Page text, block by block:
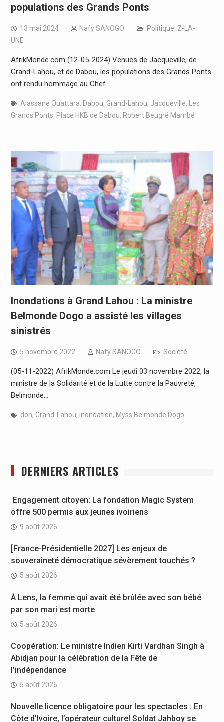
populations des Grands Ponts
13 mai 2024 Nafy SANOGO Politique, Z-LA-
UNE
AfrikMonde.com (12-05-2024) Venues de Jacqueville, de
Grand-Lahou, et de Dabou, les populations des Grands Ponts
ont rendu hommage au Chef…
Alassane Ouattara, Dabou, Grand-Lahou, Jacqueville,
Les
Grands Ponts, Place HKB de Dabou, Robert Beugré Mambé
Inondations à Grand Lahou : La ministre
Belmonde Dogo a assisté les villages
sinistrés
5 novembre 2022 Nafy SANOGO Société
(05-11-2022) AfrikMonde.com Le jeudi 03 novembre 2022, la
ministre de la Solidarité et de la Lutte contre la Pauvreté,
Belmonde…
don, Grand-Lahou, inondation, Myss Belmonde Dogo
DERNIERS ARTICLES
Engagement citoyen: La fondation Magic System
offre 500 permis aux jeunes ivoiriens
9 août 2026
[France-Présidentielle 2027] Les enjeux de
souveraineté démocratique sévèrement touchés ?
5 août 2026
À Lens, la femme qui avait été brûlée avec son bébé
par son mari est morte
5 août 2026
Coopération: Le ministre Indien Kirti Vardhan Singh à
Abidjan pour la célébration de la Fête de
l’indépendance
5 août 2026
Nouvelle licence obligatoire pour les spectacles : En
Côte d’Ivoire, l’opérateur culturel Soldat Jahboy se